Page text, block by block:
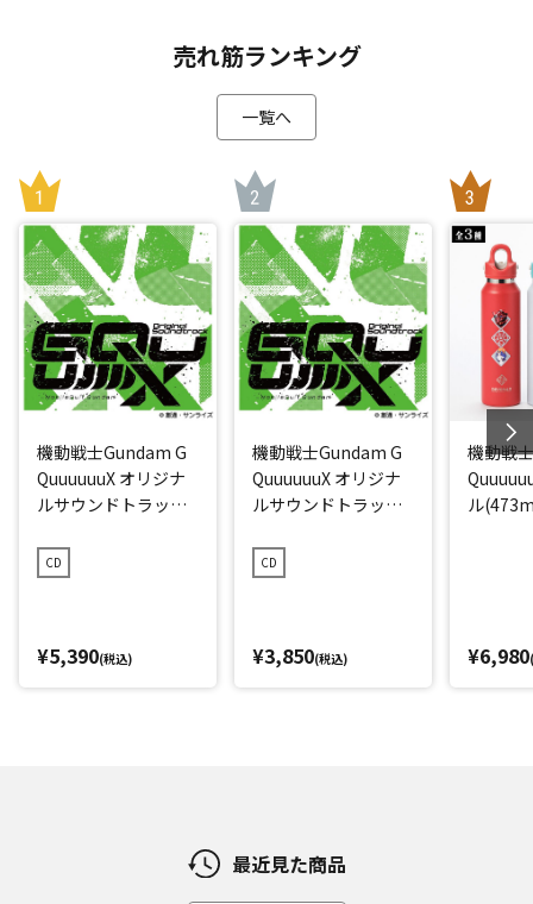
売れ筋ランキング
一覧へ
機動戦士Gundam G
QuuuuuuX オリジナ
ルサウンドトラック
CD
¥5,390(税込)
機動戦士Gundam G
QuuuuuuX オリジナ
ルサウンドトラック
CD
¥3,850(税込)
機動戦
ル
¥6,980
最近見た商品